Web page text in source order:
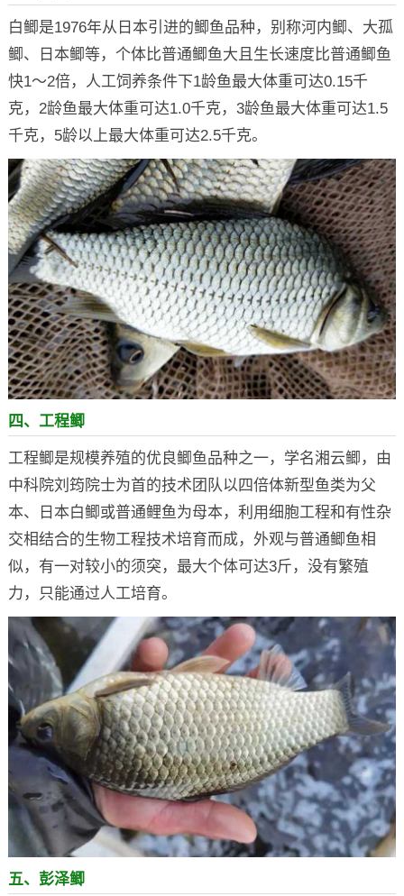
白鲫是1976年从日本引进的鲫鱼品种，别称河内鲫、大孤
鲫、日本鲫等，个体比普通鲫鱼大且生长速度比普通鲫鱼
快1～2倍，人工饲养条件下1龄鱼最大体重可达0.15千
克，2龄鱼最大体重可达1.0千克，3龄鱼最大体重可达1.5
千克，5龄以上最大体重可达2.5千克。
四、工程鲫
工程鲫是规模养殖的优良鲫鱼品种之一，学名湘云鲫，由
中科院刘筠院士为首的技术团队以四倍体新型鱼类为父
本、日本白鲫或普通鲤鱼为母本，利用细胞工程和有性杂
交相结合的生物工程技术培育而成，外观与普通鲫鱼相
似，有一对较小的须突，最大个体可达3斤，没有繁殖
力，只能通过人工培育。
五、彭泽鲫